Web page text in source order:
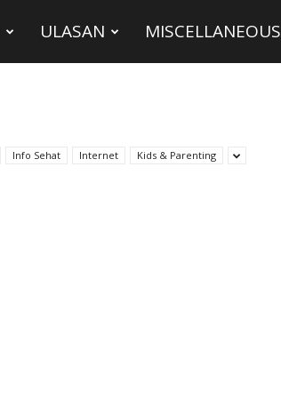
ULASAN MISCELLANEOUS
Info Sehat Internet Kids & Parenting